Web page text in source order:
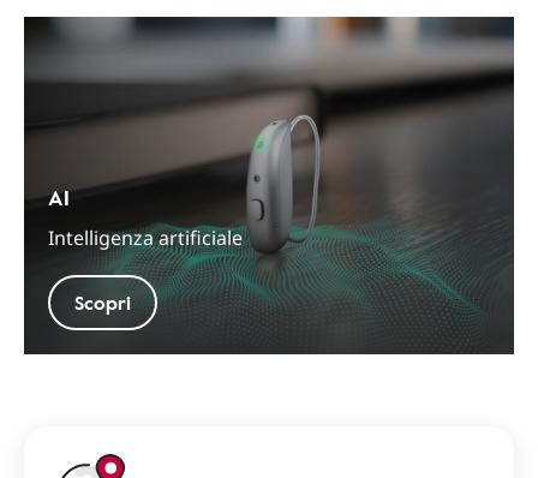
AI
Intelligenza artificiale
Scopri